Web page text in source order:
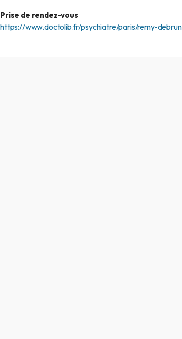
Prise de rendez-vous
https://www.doctolib.fr/psychiatre/paris/remy-debrun